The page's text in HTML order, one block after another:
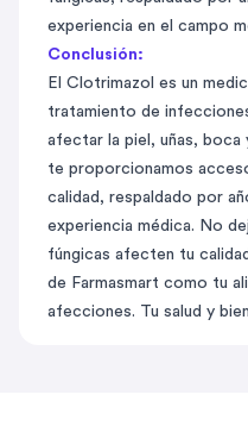
experiencia en el campo
Conclusión:
El Clotrimazol es un
tratamiento de
afectar la piel, uñas, boca
te proporcionamos
calidad, respaldado por
experiencia médica. No
fúngicas afecten tu
de Farmasmart como tu
afecciones. Tu salud y